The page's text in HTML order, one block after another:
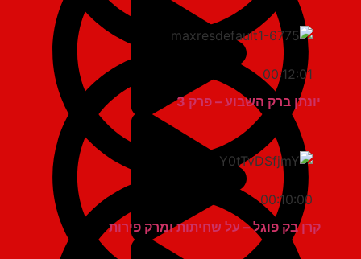
00:12:01
יונתן ברק השבוע – פרק 3
00:10:00
קרן בק פוגל – על שחיתות ומרק פירות